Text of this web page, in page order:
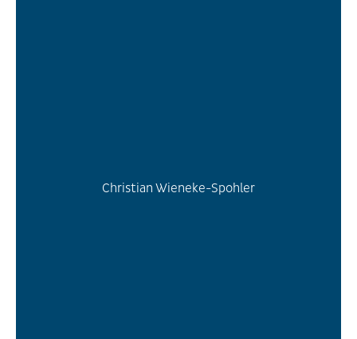
Christian Wieneke-Spohler